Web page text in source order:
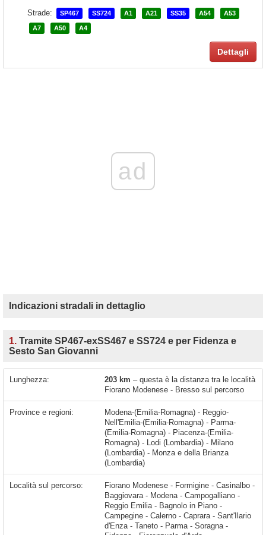
Strade:
SP467 SS724 A1 A21 SS35 A54 A53
A7 A50 A4
Dettagli
ad
Indicazioni stradali in dettaglio
1. Tramite SP467-exSS467 e SS724 e per Fidenza e
Sesto San Giovanni
Lunghezza: 203 km – questa è la distanza tra le località
Fiorano Modenese - Bresso sul percorso
Province e regioni:
Modena-(Emilia-Romagna) - Reggio-
Nell'Emilia-(Emilia-Romagna) - Parma-
(Emilia-Romagna) - Piacenza-(Emilia-
Romagna) - Lodi (Lombardia) - Milano
(Lombardia) - Monza e della Brianza
(Lombardia)
Località sul percorso: Fiorano Modenese - Formigine - Casinalbo - Baggiovara - Modena - Campogalliano - Reggio Emilia - Bagnolo in Piano - Campegine - Calerno - Caprara - Sant'Ilario d'Enza - Taneto - Parma - Soragna - Fidenza - Fiorenzuola d'Arda - Cortemaggiore - Piacenza - San Rocco al Porto - Guardamiglio - Casalpusterlengo - Ospedaletto Lodigiano - Lodi - Muzza Sant'Angelo - Borgo San Giovanni - Riozzo - Melegnano - Francolino - San Giuliano Milanese - Sesto Ulteriano - Civesio - San Donato Milanese - Milano - Segrate - Vimodrone - Cologno Monzese